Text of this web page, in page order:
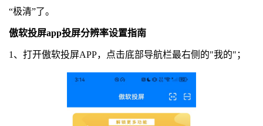
“极清”了。
傲软投屏app投屏分辨率设置指南
1、打开傲软投屏APP，点击底部导航栏最右侧的"我的"；